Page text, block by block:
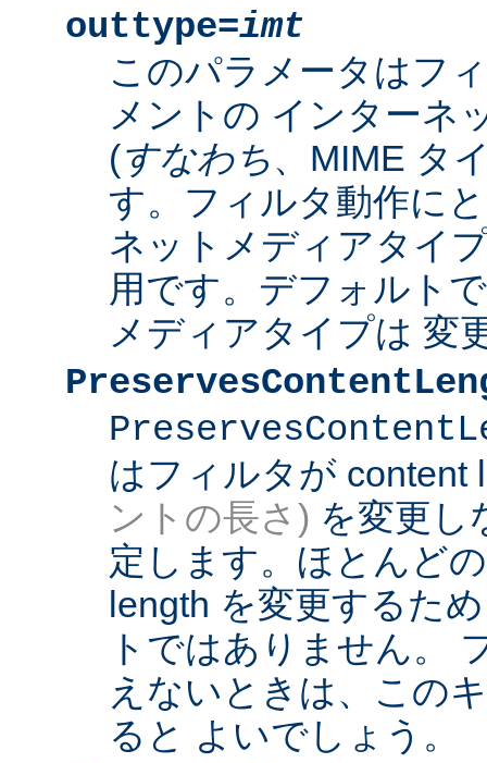
outtype=imt
このパラメータはフ
メントの インターネ
(すなわち、MIME タ
す。フィルタ動作に
ネットメディアタイ
用です。デフォルト
メディアタイプは 変
はフィルタが content
ントの長さ) を変更し
定します。ほとんど
length を変更するた
トではありません。
えないときは、この
ると よいでしょう。